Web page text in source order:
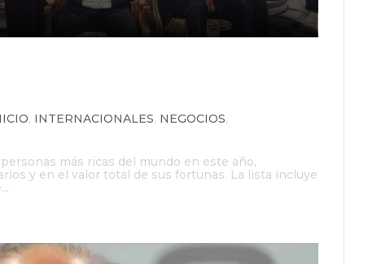
, INTERNACIONALES, NEGOCIOS,
más ricas del mundo en este año,
y en el valor total de sus fortunas. La lista incluye